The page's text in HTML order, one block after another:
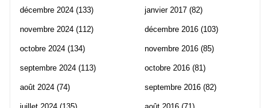
décembre 2024 (133)
novembre 2024 (112)
octobre 2024 (134)
septembre 2024 (113)
août 2024 (74)
janvier 2017 (82)
décembre 2016 (103)
novembre 2016 (85)
octobre 2016 (81)
septembre 2016 (82)